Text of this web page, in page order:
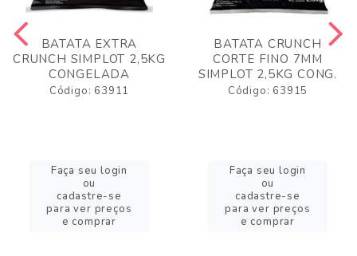
BATATA EXTRA
CRUNCH SIMPLOT 2,5KG
CONGELADA
Código: 63911
Faça seu login
ou
cadastre-se
para ver preços
e comprar
BATATA CRUNCH
CORTE FINO 7MM
SIMPLOT 2,5KG CONG.
Código: 63915
Faça seu login
ou
cadastre-se
para ver preços
e comprar